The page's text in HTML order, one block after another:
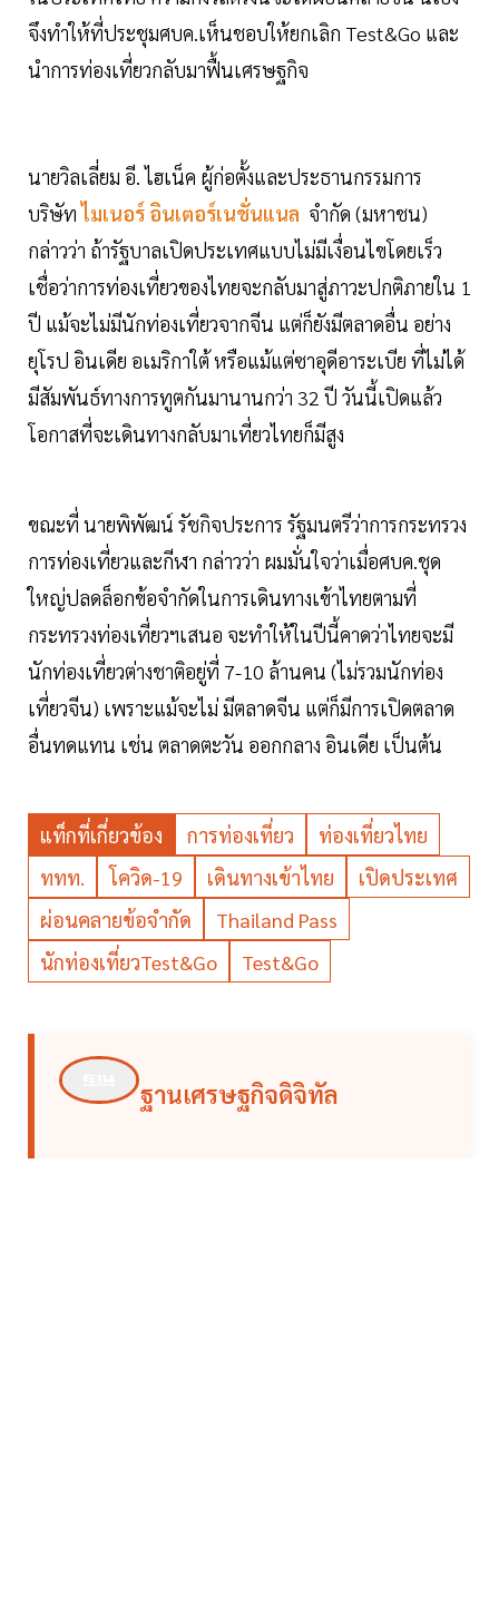
จึงทำให้ที่ประชุมศบค.เห็นชอบให้ยกเลิก Test&Go และ
นำการท่องเที่ยวกลับมาฟื้นเศรษฐกิจ
นายวิลเลี่ยม อี. ไฮเน็ค ผู้ก่อตั้งและประธานกรรมการ
บริษัทไมเนอร์ อินเตอร์เนชั่นแนล จำกัด (มหาชน)
กล่าวว่า ถ้ารัฐบาลเปิดประเทศแบบไม่มีเงื่อนไขโดยเร็ว
เชื่อว่าการท่องเที่ยวของไทยจะกลับมาสู่ภาวะปกติภายใน 1
ปี แม้จะไม่มีนักท่องเที่ยวจากจีน แต่ก็ยังมีตลาดอื่น อย่าง
ยุโรป อินเดีย อเมริกาใต้ หรือแม้แต่ซาอุดีอาระเบีย ที่ไม่ได้
มีสัมพันธ์ทางการทูตกันมานานกว่า 32 ปี วันนี้เปิดแล้ว
โอกาสที่จะเดินทางกลับมาเที่ยวไทยก็มีสูง
ขณะที่ นายพิพัฒน์ รัชกิจประการ รัฐมนตรีว่าการกระทรวง
การท่องเที่ยวและกีฬา กล่าวว่า ผมมั่นใจว่าเมื่อศบค.ชุด
ใหญ่ปลดล็อกข้อจำกัดในการเดินทางเข้าไทยตามที่
กระทรวงท่องเที่ยวฯเสนอ จะทำให้ในปีนี้คาดว่าไทยจะมี
นักท่องเที่ยวต่างชาติอยู่ที่ 7-10 ล้านคน (ไม่รวมนักท่อง
เที่ยวจีน) เพราะแม้จะไม่ มีตลาดจีน แต่ก็มีการเปิดตลาด
อื่นทดแทน เช่น ตลาดตะวัน ออกกลาง อินเดีย เป็นต้น
แท็กที่เกี่ยวข้อง การท่องเที่ยว
ท่องเที่ยวไทย
ททท.
โควิด-19 เดินทางเข้าไทย
เปิดประเทศ
ผ่อนคลายข้อจำกัด
Thailand Pass
นักท่องเที่ยวTest&Go
Test&Go
ฐานเศรษฐกิจดิจิทัล